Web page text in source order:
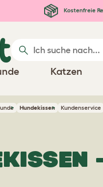
Kostenfreie
Katzen
Hundekissen Kundenservice